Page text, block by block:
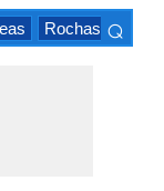
Rochas ⌕